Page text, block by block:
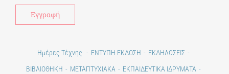
Ημέρες Τέχνης ΕΝΤΥΠΗ ΕΚΔΟΣΗ
ΕΚΔΗΛΩΣΕΙΣ
ΒΙΒΛΙΟΘΗΚΗ
ΜΕΤΑΠΤΥΧΙΑΚΑ
ΕΚΠΑΙΔΕΥΤΙΚΑ ΙΔΡΥΜΑΤΑ